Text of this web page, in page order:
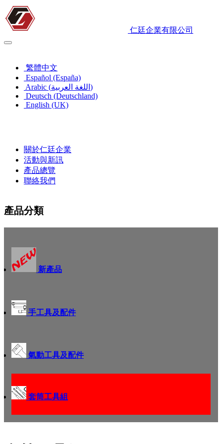
仁廷企業有限公司
繁體中文
Español (España)
Arabic (اللغة العربية)
Deutsch (Deutschland)
English (UK)
關於仁廷企業
活動與新訊
產品總覽
聯絡我們
產品分類
新產品
手工具及配件
氣動工具及配件
套筒工具組